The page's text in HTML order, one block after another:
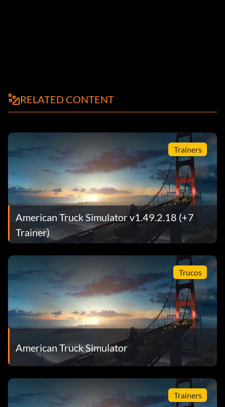
RELATED CONTENT
Trainers
American Truck Simulator v1.49.2.18 (+7
Trainer)
Trucos
American Truck Simulator
Trainers